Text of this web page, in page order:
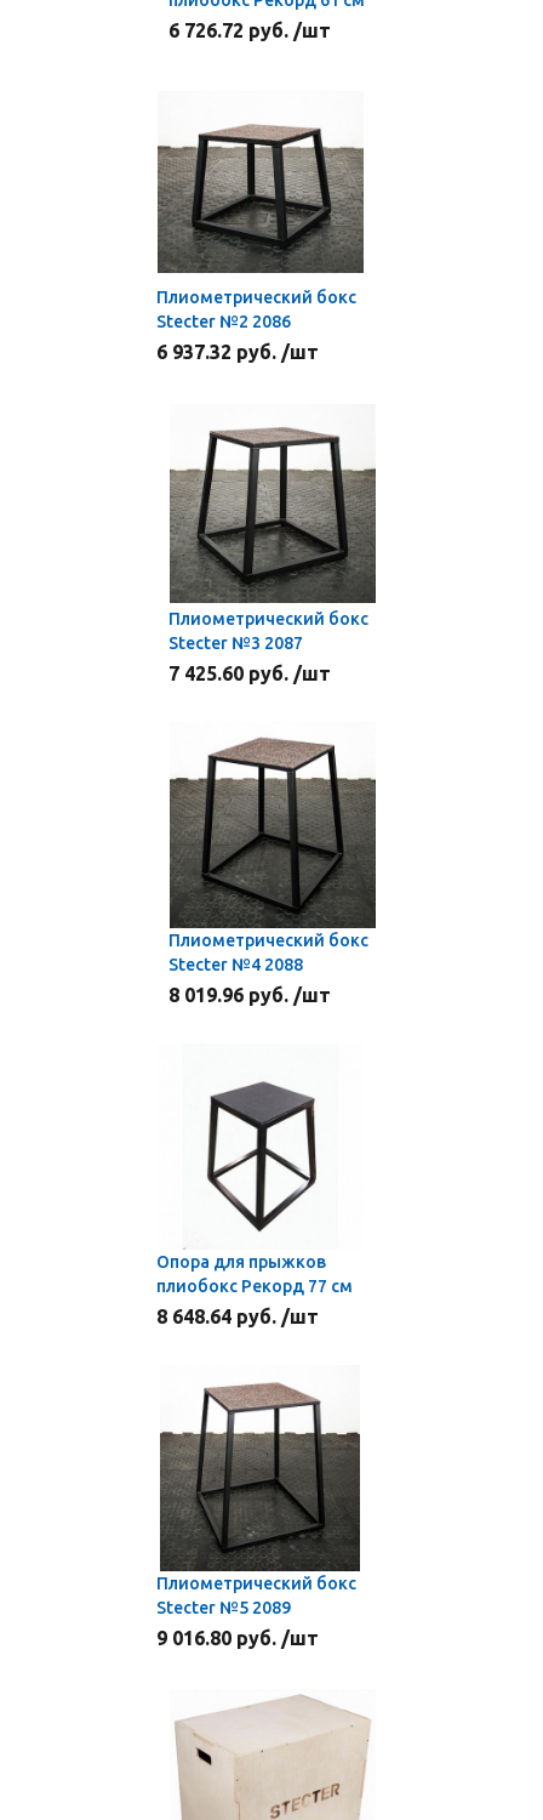
6 726.72 руб. /шт
Плиометрический бокс
Stecter №2 2086
6 937.32 руб. /шт
Плиометрический бокс
Stecter №3 2087
7 425.60 руб. /шт
Плиометрический бокс
Stecter №4 2088
8 019.96 руб. /шт
Опора для прыжков
плиобокс Рекорд 77 см
8 648.64 руб. /шт
Плиометрический бокс
Stecter №5 2089
9 016.80 руб. /шт